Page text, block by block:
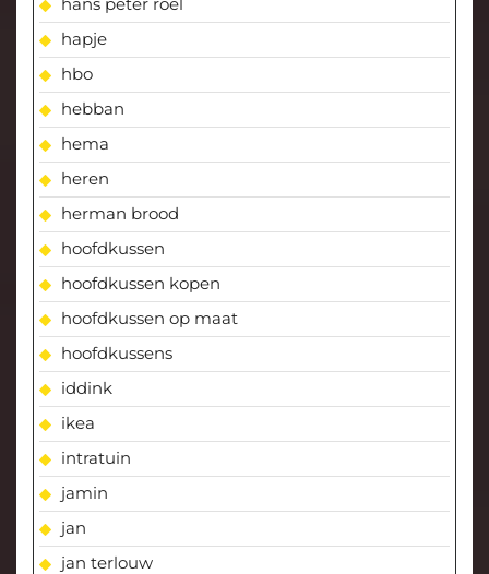
hapje
hbo
hebban
hema
heren
herman brood
hoofdkussen
hoofdkussen kopen
hoofdkussen op maat
hoofdkussens
iddink
ikea
intratuin
jamin
jan
jan terlouw